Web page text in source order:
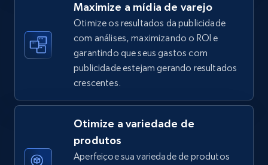
TikTok Shop - Collect TikTok shop products
by keywords search
URL, Title, Available, Description, Currency, Initial
price, Final price, Discount percent, and more.
Maximize a mídia de varejo
Otimize os resultados da publicidade
com análises, maximizando o ROI e
garantindo que seus gastos com
publicidade estejam gerando resultados
crescentes.
Otimize a variedade de
produtos
Aperfeiçoe sua variedade de produtos